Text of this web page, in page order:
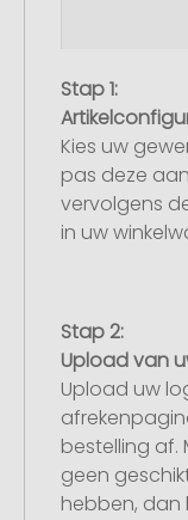
Stap 1:
Kies uw
pas deze
vervolgens
in uw
Stap 2:
Upload van
Upload uw
bestelling
geen
hebben, dan